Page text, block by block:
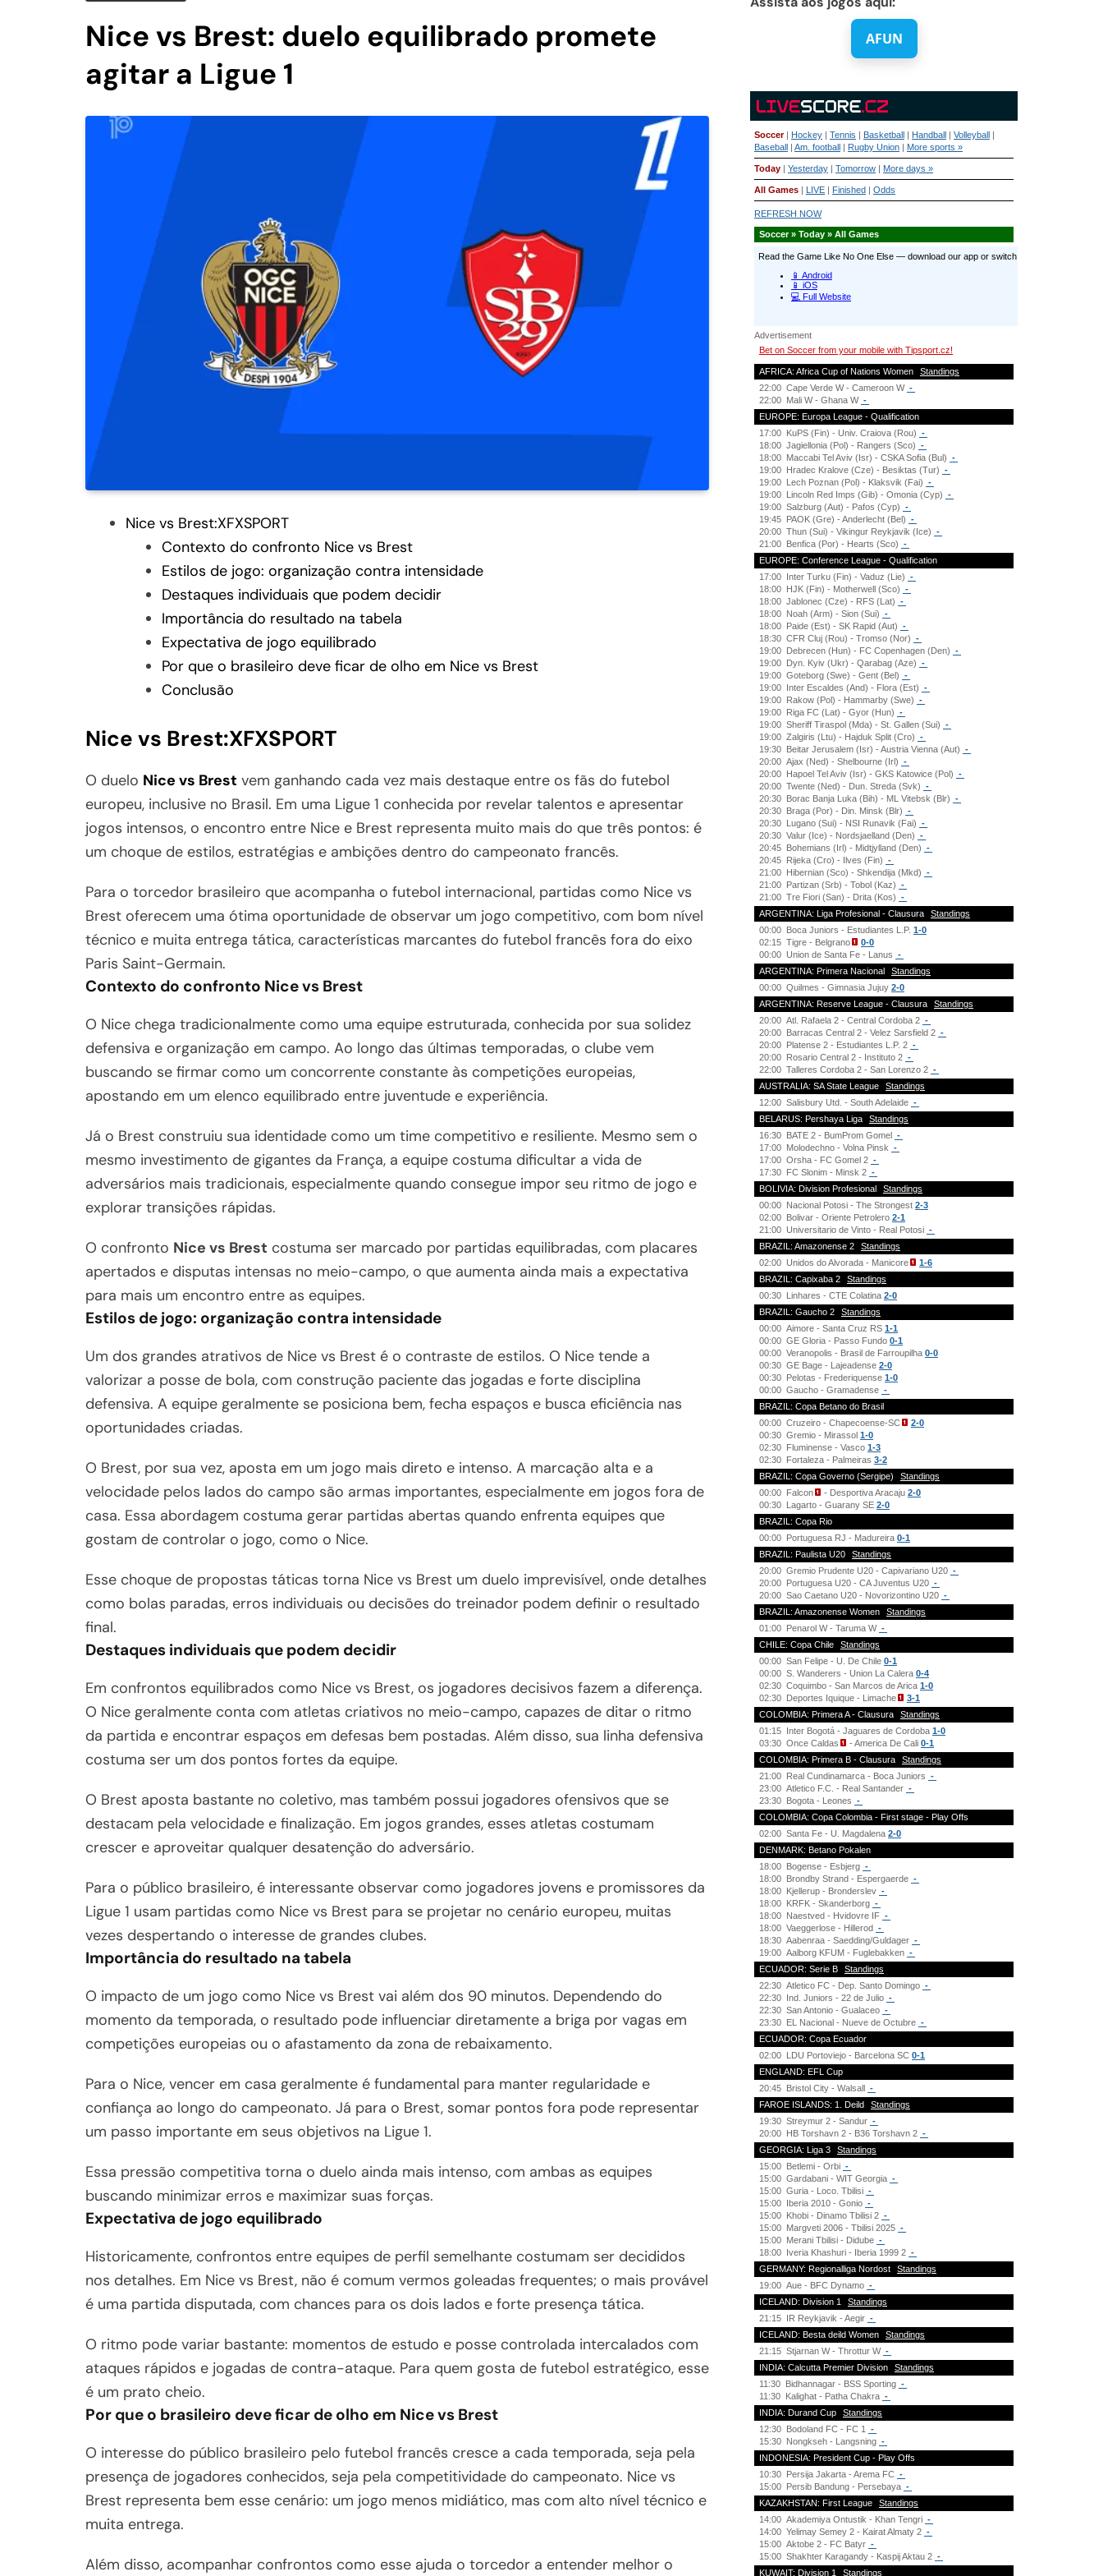
Nice vs Brest: duelo equilibrado promete
agitar a Ligue 1
Nice vs Brest:XFXSPORT
Contexto do confronto Nice vs Brest
Estilos de jogo: organização contra intensidade
Destaques individuais que podem decidir
Importância do resultado na tabela
Expectativa de jogo equilibrado
Por que o brasileiro deve ficar de olho em Nice vs Brest
Conclusão
Nice vs Brest:XFXSPORT
O duelo Nice vs Brest vem ganhando cada vez mais destaque entre os fãs do futebol
europeu, inclusive no Brasil. Em uma Ligue 1 conhecida por revelar talentos e apresentar
jogos intensos, o encontro entre Nice e Brest representa muito mais do que três pontos: é
um choque de estilos, estratégias e ambições dentro do campeonato francês.
Para o torcedor brasileiro que acompanha o futebol internacional, partidas como Nice vs
Brest oferecem uma ótima oportunidade de observar um jogo competitivo, com bom nível
técnico e muita entrega tática, características marcantes do futebol francês fora do eixo
Paris Saint-Germain.
Contexto do confronto Nice vs Brest
O Nice chega tradicionalmente como uma equipe estruturada, conhecida por sua solidez
defensiva e organização em campo. Ao longo das últimas temporadas, o clube vem
buscando se firmar como um concorrente constante às competições europeias,
apostando em um elenco equilibrado entre juventude e experiência.
Já o Brest construiu sua identidade como um time competitivo e resiliente. Mesmo sem o
mesmo investimento de gigantes da França, a equipe costuma dificultar a vida de
adversários mais tradicionais, especialmente quando consegue impor seu ritmo de jogo e
explorar transições rápidas.
O confronto Nice vs Brest costuma ser marcado por partidas equilibradas, com placares
apertados e disputas intensas no meio-campo, o que aumenta ainda mais a expectativa
para mais um encontro entre as equipes.
Estilos de jogo: organização contra intensidade
Um dos grandes atrativos de Nice vs Brest é o contraste de estilos. O Nice tende a
valorizar a posse de bola, com construção paciente das jogadas e forte disciplina
defensiva. A equipe geralmente se posiciona bem, fecha espaços e busca eficiência nas
oportunidades criadas.
O Brest, por sua vez, aposta em um jogo mais direto e intenso. A marcação alta e a
velocidade pelos lados do campo são armas importantes, especialmente em jogos fora de
casa. Essa abordagem costuma gerar partidas abertas quando enfrenta equipes que
gostam de controlar o jogo, como o Nice.
Esse choque de propostas táticas torna Nice vs Brest um duelo imprevisível, onde detalhes
como bolas paradas, erros individuais ou decisões do treinador podem definir o resultado
final.
Destaques individuais que podem decidir
Em confrontos equilibrados como Nice vs Brest, os jogadores decisivos fazem a diferença.
O Nice geralmente conta com atletas criativos no meio-campo, capazes de ditar o ritmo
da partida e encontrar espaços em defesas bem postadas. Além disso, sua linha defensiva
costuma ser um dos pontos fortes da equipe.
O Brest aposta bastante no coletivo, mas também possui jogadores ofensivos que se
destacam pela velocidade e finalização. Em jogos grandes, esses atletas costumam
crescer e aproveitar qualquer desatenção do adversário.
Para o público brasileiro, é interessante observar como jogadores jovens e promissores da
Ligue 1 usam partidas como Nice vs Brest para se projetar no cenário europeu, muitas
vezes despertando o interesse de grandes clubes.
Importância do resultado na tabela
O impacto de um jogo como Nice vs Brest vai além dos 90 minutos. Dependendo do
momento da temporada, o resultado pode influenciar diretamente a briga por vagas em
competições europeias ou o afastamento da zona de rebaixamento.
Para o Nice, vencer em casa geralmente é fundamental para manter regularidade e
confiança ao longo do campeonato. Já para o Brest, somar pontos fora pode representar
um passo importante em seus objetivos na Ligue 1.
Essa pressão competitiva torna o duelo ainda mais intenso, com ambas as equipes
buscando minimizar erros e maximizar suas forças.
Expectativa de jogo equilibrado
Historicamente, confrontos entre equipes de perfil semelhante costumam ser decididos
nos detalhes. Em Nice vs Brest, não é comum vermos goleadas frequentes; o mais provável
é uma partida disputada, com chances para os dois lados e forte presença tática.
O ritmo pode variar bastante: momentos de estudo e posse controlada intercalados com
ataques rápidos e jogadas de contra-ataque. Para quem gosta de futebol estratégico, esse
é um prato cheio.
Por que o brasileiro deve ficar de olho em Nice vs Brest
O interesse do público brasileiro pelo futebol francês cresce a cada temporada, seja pela
presença de jogadores conhecidos, seja pela competitividade do campeonato. Nice vs
Brest representa bem esse cenário: um jogo menos midiático, mas com alto nível técnico e
muita entrega.
Além disso, acompanhar confrontos como esse ajuda o torcedor a entender melhor o
AFUN